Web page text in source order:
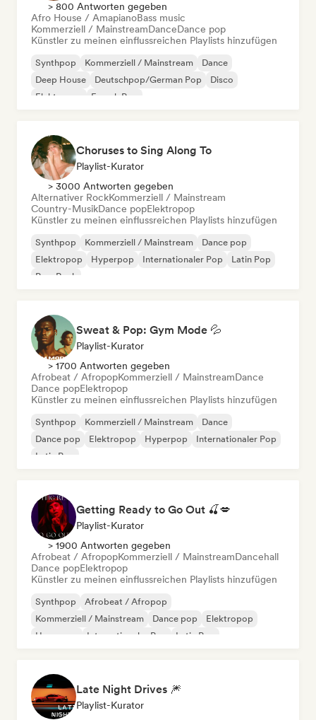
> 800 Antworten gegeben
Afro House / AmapianoBass music
Kommerziell / MainstreamDanceDance pop
Künstler zu meinen einflussreichen Playlists hinzufügen
Synthpop Kommerziell / Mainstream
Dance
Deep House
Deutschpop/German Pop
Disco
Elektropop
French Pop
Choruses to Sing Along To
Playlist-Kurator
> 3000 Antworten gegeben
Alternativer RockKommerziell / Mainstream
Country-MusikDance popElektropop
Künstler zu meinen einflussreichen Playlists hinzufügen
Synthpop Kommerziell / Mainstream
Dance pop
Elektropop
Hyperpop Internationaler Pop
Latin Pop
Pop-Rock
Sweat & Pop: Gym Mode 💦
Playlist-Kurator
> 1700 Antworten gegeben
Afrobeat / AfropopKommerziell / MainstreamDance
Dance popElektropop
Künstler zu meinen einflussreichen Playlists hinzufügen
Synthpop Kommerziell / Mainstream
Dance
Dance pop
Elektropop Hyperpop
Internationaler Pop
Latin Pop
Getting Ready to Go Out 🍒💋
Playlist-Kurator
> 1900 Antworten gegeben
Afrobeat / AfropopKommerziell / MainstreamDancehall
Dance popElektropop
Künstler zu meinen einflussreichen Playlists hinzufügen
Synthpop
Afrobeat / Afropop
Kommerziell / Mainstream
Dance pop
Elektropop
Hyperpop
Internationaler Pop Latin Pop
Late Night Drives 🎆
Playlist-Kurator